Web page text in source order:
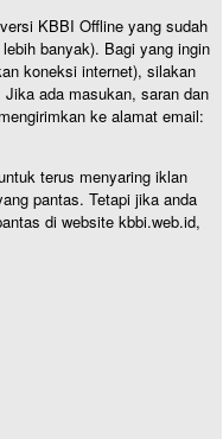
KBBI Offline yang sudah
banyak). Bagi yang ingin
koneksi internet), silakan
Jika ada masukan, saran dan
ke alamat email:
terus menyaring iklan
pantas. Tetapi jika anda
di website kbbi.web.id,